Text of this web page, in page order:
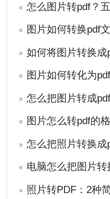
● 怎么图片转pdf？五种免
● 图片如何转换pdf文件？
● 如何将图片转换成
● 图片如何转化为
● 怎么把图片转成pdf
● 图片怎么转pdf的
● 怎么把照片转换成
● 电脑怎么把图片转
● 照片转PDF：2种简单